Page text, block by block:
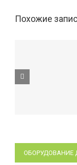
Похожие
ОБОРУДОВАНИЕ